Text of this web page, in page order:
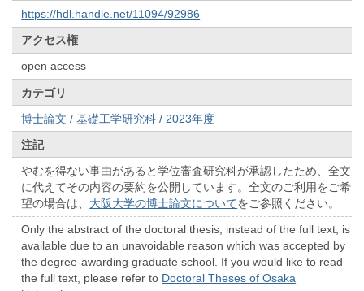
https://hdl.handle.net/11094/92986
アクセス権
open access
カテゴリ
博士論文 / 基礎工学研究科 / 2023年度
注記
やむを得ない事由があると学位審査研究科が承認したため、全文
に代えてその内容の要約を公開しています。全文のご利用をご希
望の場合は、 大阪大学の博士論文についてをご参照ください。
Only the abstract of the doctoral thesis, instead of the full text, is
available due to an unavoidable reason which was accepted by
the degree-awarding graduate school. If you would like to read
the full text, please refer to Doctoral Theses of Osaka